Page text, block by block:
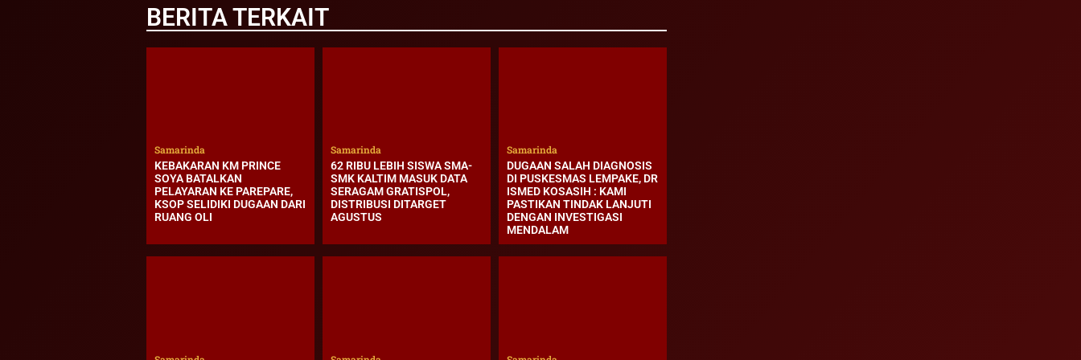
BERITA TERKAIT
Samarinda
KEBAKARAN KM PRINCE
SOYA BATALKAN
PELAYARAN KE PAREPARE,
KSOP SELIDIKI DUGAAN DARI
RUANG OLI
Samarinda
62 RIBU LEBIH SISWA SMA-
SMK KALTIM MASUK DATA
SERAGAM GRATISPOL,
DISTRIBUSI DITARGET
AGUSTUS
Samarinda
DUGAAN SALAH DIAGNOSIS
DI PUSKESMAS LEMPAKE, DR
ISMED KOSASIH : KAMI
PASTIKAN TINDAK LANJUTI
DENGAN INVESTIGASI
MENDALAM